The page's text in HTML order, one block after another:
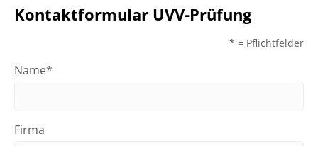
Kontaktformular UVV-Prüfung
* = Pflichtfelder
Name*
Firma